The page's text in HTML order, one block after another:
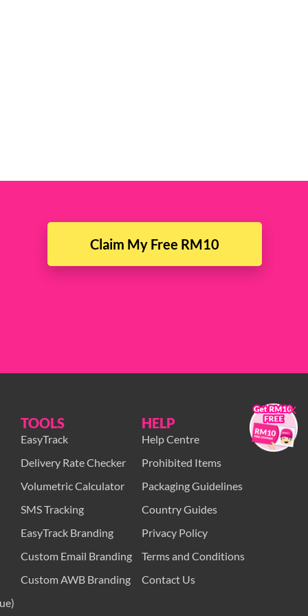
Claim My Free RM10
TOOLS
EasyTrack
Delivery Rate Checker
Volumetric Calculator
SMS Tracking
EasyTrack Branding
Custom Email Branding
Custom AWB Branding
HELP
Help Centre
Prohibited Items
Packaging Guidelines
Country Guides
Privacy Policy
Terms and Conditions
Contact Us
×